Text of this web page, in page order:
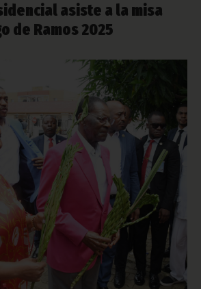
asiste a la misa
de Ramos 2025